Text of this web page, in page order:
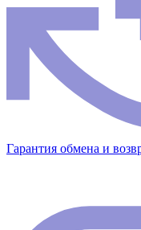
Гарантия обмена и